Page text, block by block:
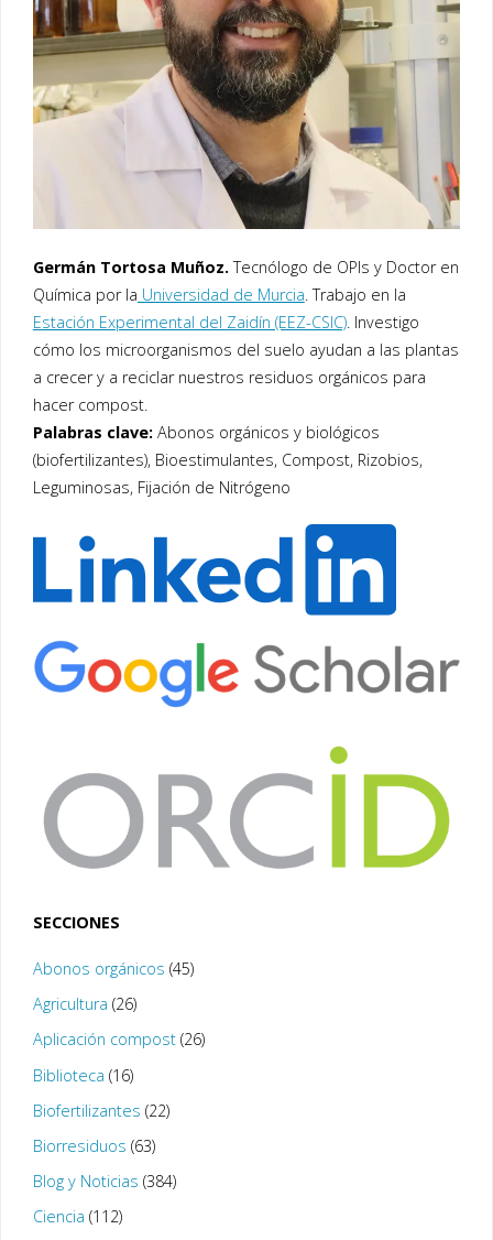
Germán Tortosa Muñoz.Tecnólogo de OPIs y Doctor en
Química por la Universidad de Murcia . Trabajo en la
Estación Experimental del Zaidín (EEZ-CSIC). Investigo
cómo los microorganismos del suelo ayudan a las plantas
a crecer y a reciclar nuestros residuos orgánicos para
hacer compost.
Palabras clave:Abonos orgánicos y biológicos
(biofertilizantes), Bioestimulantes, Compost, Rizobios,
Leguminosas, Fijación de Nitrógeno
SECCIONES
Abonos orgánicos (45)
Agricultura (26)
Aplicación compost(26)
Biblioteca (16)
Biofertilizantes (22)
Biorresiduos (63)
Blog y Noticias (384)
Ciencia (112)